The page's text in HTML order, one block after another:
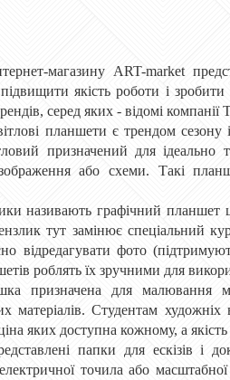
магазину ART-market
якість роботи і
серед яких - відомі компанії
планшети є трендом
призначений для
зображення або схеми. Такі
називають графічний
тут замінює спеціальний
відредагувати фото
роблять їх зручними для
призначена для малювання
матеріалів. Студентам
яких доступна кожному, а
папки для ескізів і
точила або